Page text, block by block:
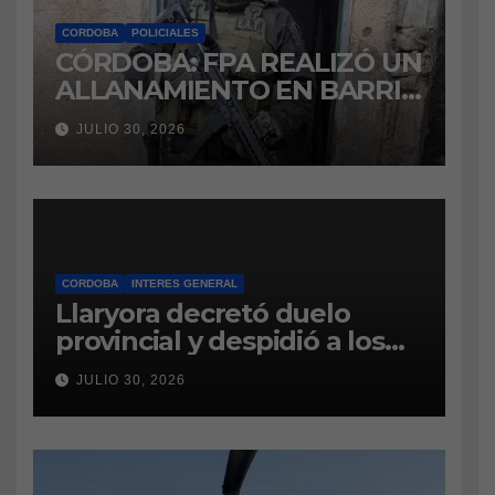
CORDOBA POLICIALES
CÓRDOBA: FPA REALIZÓ UN
ALLANAMIENTO EN BARRIO
VILLA BOEDO
RELACIONADO CON UNA
CAUSA DE DROGAS EN LA
CÁRCEL DE BOUWER
JULIO 30, 2026
CORDOBA INTERES GENERAL
Llaryora decretó duelo
provincial y despidió a los
bomberos cordobeses
fallecidos en la tragedia
aérea de San Juan
JULIO 30, 2026